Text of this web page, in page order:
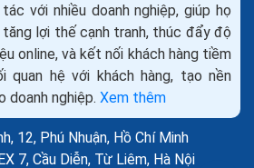
ngắn, cố gắng tạo nhiều liên kết
web của bạn, một phần để làm
tiện ích cho người...
với nhiều doanh nghiệp, giúp họ
lợi thế cạnh tranh, thúc đẩy độ
online, và kết nối khách hàng tiềm
quan hệ với khách hàng, tạo nền
doanh nghiệp. Xem thêm
12, Phú Nhuận, Hồ Chí Minh
7, Cầu Diễn, Từ Liêm, Hà Nội